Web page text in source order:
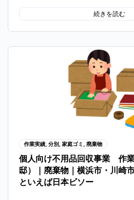
続きを読む
作業実績, 分別, 家庭ゴミ 廃棄物
個人向け不用品回収事業 作
邸）｜廃棄物｜横浜市・川崎
といえば日本ビソー